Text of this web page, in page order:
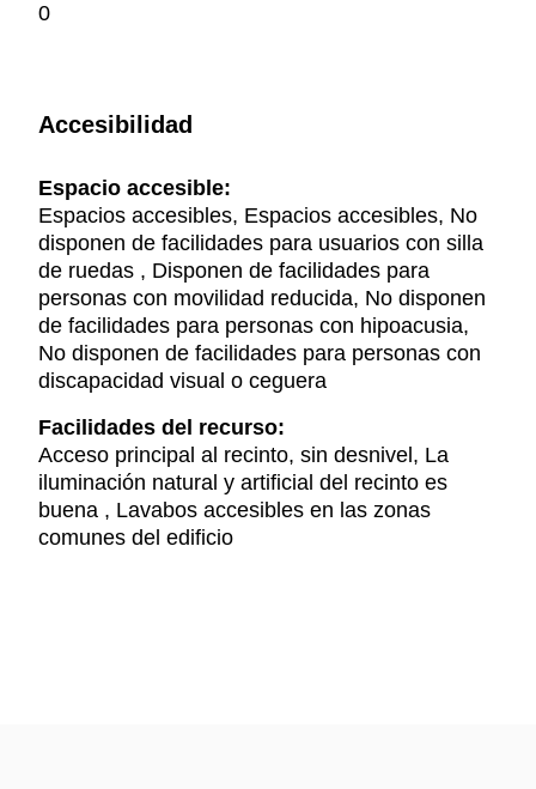
0
Accesibilidad
Espacio accesible:
Espacios accesibles, Espacios accesibles, No
disponen de facilidades para usuarios con silla
de ruedas , Disponen de facilidades para
personas con movilidad reducida, No disponen
de facilidades para personas con hipoacusia,
No disponen de facilidades para personas con
discapacidad visual o ceguera
Facilidades del recurso:
Acceso principal al recinto, sin desnivel, La
iluminación natural y artificial del recinto es
buena , Lavabos accesibles en las zonas
comunes del edificio